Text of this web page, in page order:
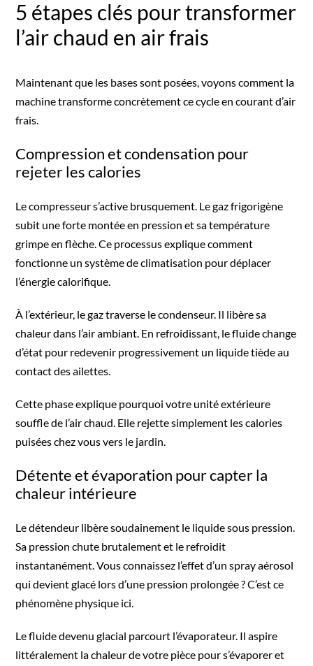
5 étapes clés pour transformer
l’air chaud en air frais
Maintenant que les bases sont posées, voyons comment la
machine transforme concrètement ce cycle en courant d’air
frais.
Compression et condensation pour
rejeter les calories
Le compresseur s’active brusquement. Le gaz frigorigène
subit une forte montée en pression et sa température
grimpe en flèche. Ce processus explique comment
fonctionne un système de climatisation pour déplacer
l’énergie calorifique.
À l’extérieur, le gaz traverse le condenseur. Il libère sa
chaleur dans l’air ambiant. En refroidissant, le fluide change
d’état pour redevenir progressivement un liquide tiède au
contact des ailettes.
Cette phase explique pourquoi votre unité extérieure
souffle de l’air chaud. Elle rejette simplement les calories
puisées chez vous vers le jardin.
Détente et évaporation pour capter la
chaleur intérieure
Le détendeur libère soudainement le liquide sous pression.
Sa pression chute brutalement et le refroidit
instantanément. Vous connaissez l’effet d’un spray aérosol
qui devient glacé lors d’une pression prolongée ? C’est ce
phénomène physique ici.
Le fluide devenu glacial parcourt l’évaporateur. Il aspire
littéralement la chaleur de votre pièce pour s’évaporer et